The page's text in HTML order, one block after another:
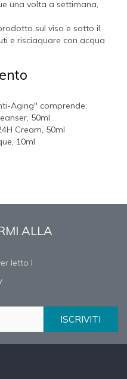
una volta a settimana,
sul viso e sotto il
e risciaquare con acqua
Aging" comprende:
50ml
Cream, 50ml
10ml
ALLA
letto l
ISCRIVITI